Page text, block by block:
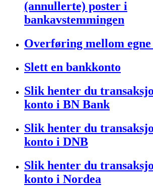
(annullerte) poster i
bankavstemmingen
Overføring mellom
Slett en bankkonto
Slik henter du
konto i BN Bank
Slik henter du
konto i DNB
Slik henter du
konto i Nordea